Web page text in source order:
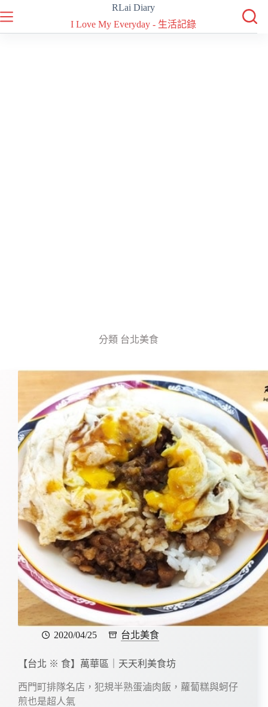
至
主
RLai Diary
I Love My Everyday - 生活記錄
分類 台北美食
2020/04/25 台北美食
【台北 ※ 食】萬華區｜天天利美食坊
西門町排隊名店，犯規半熟蛋滷肉飯，蘿蔔糕與蚵仔
煎也是超人氣